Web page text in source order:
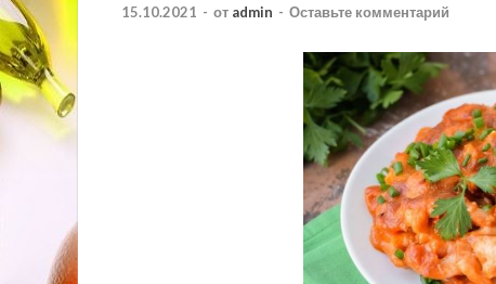
15.10.2021 - от admin - Оставьте комментарий